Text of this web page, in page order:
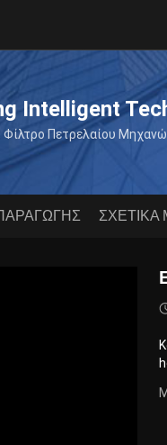
Intelligent
Φίλτρο Πετρελαίου